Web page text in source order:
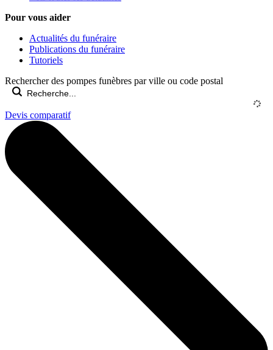
Pour vous aider
Actualités du funéraire
Publications du funéraire
Tutoriels
Rechercher des pompes funèbres par ville ou code postal
Devis comparatif